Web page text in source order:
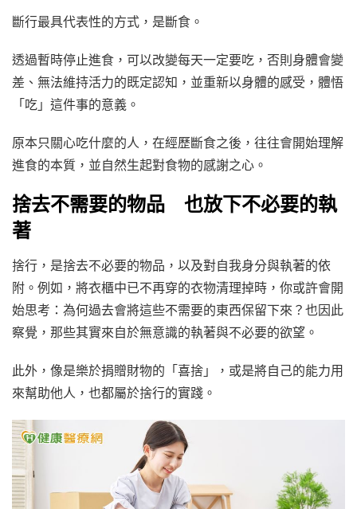
斷行最具代表性的方式，是斷食。
透過暫時停止進食，可以改變每天一定要吃，否則身體會變
差、無法維持活力的既定認知，並重新以身體的感受，體悟
「吃」這件事的意義。
原本只關心吃什麼的人，在經歷斷食之後，往往會開始理解
進食的本質，並自然生起對食物的感謝之心。
捨去不需要的物品 也放下不必要的執
著
捨行，是捨去不必要的物品，以及對自我身分與執著的依
附。例如，將衣櫃中已不再穿的衣物清理掉時，你或許會開
始思考：為何過去會將這些不需要的東西保留下來？也因此
察覺，那些其實來自於無意識的執著與不必要的欲望。
此外，像是樂於捐贈財物的「喜捨」，或是將自己的能力用
來幫助他人，也都屬於捨行的實踐。